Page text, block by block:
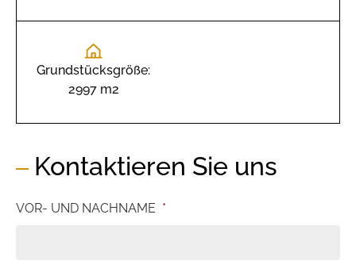
Grundstücksgröße:
2997 m2
Kontaktieren Sie uns
VOR- UND NACHNAME *